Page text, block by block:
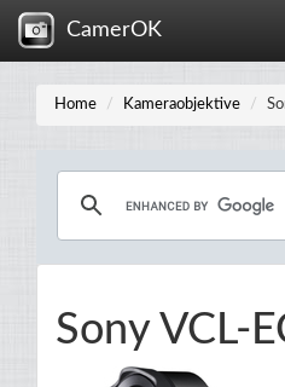
CamerOK
Home Kameraobjektive
Sony VCL-